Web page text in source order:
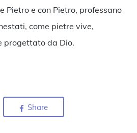
Pietro e con Pietro, professano
come pietre vive,
progettato da Dio.
Share